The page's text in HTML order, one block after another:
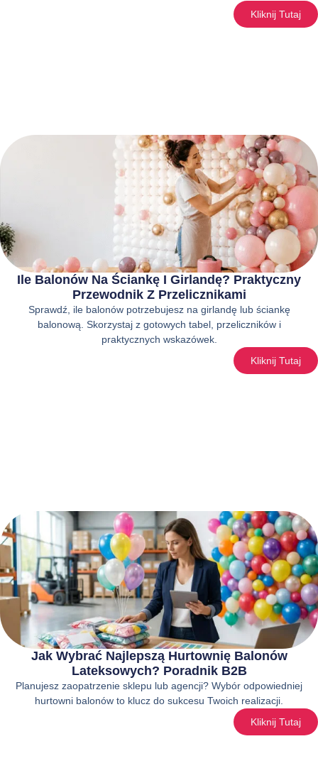
Kliknij Tutaj
Ile Balonów Na Ściankę I Girlandę? Praktyczny
Przewodnik Z Przelicznikami
Sprawdź, ile balonów potrzebujesz na girlandę lub ściankę
balonową. Skorzystaj z gotowych tabel, przeliczników i
praktycznych wskazówek.
Kliknij Tutaj
Jak Wybrać Najlepszą Hurtownię Balonów
Lateksowych? Poradnik B2B
Planujesz zaopatrzenie sklepu lub agencji? Wybór odpowiedniej
hurtowni balonów to klucz do sukcesu Twoich realizacji.
Kliknij Tutaj